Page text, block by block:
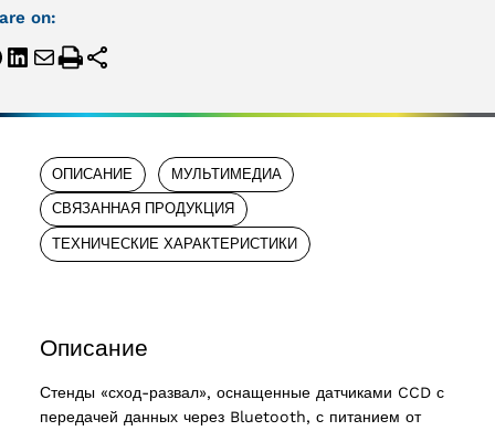
on:
ОПИСАНИЕ МУЛЬТИМЕДИА
СВЯЗАННАЯ ПРОДУКЦИЯ
ТЕХНИЧЕСКИЕ ХАРАКТЕРИСТИКИ
Описание
Стенды «сход-развал», оснащенные датчиками CCD с
передачей данных через Bluetooth, с питанием от